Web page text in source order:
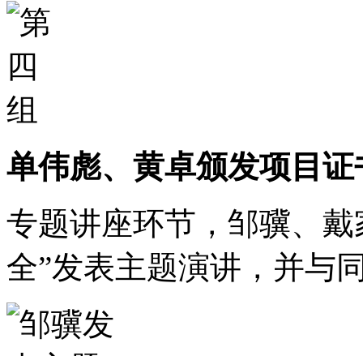
单伟彪、黄卓颁发项目证
专题讲座环节，邹骥、
全”发表主题演讲，并与